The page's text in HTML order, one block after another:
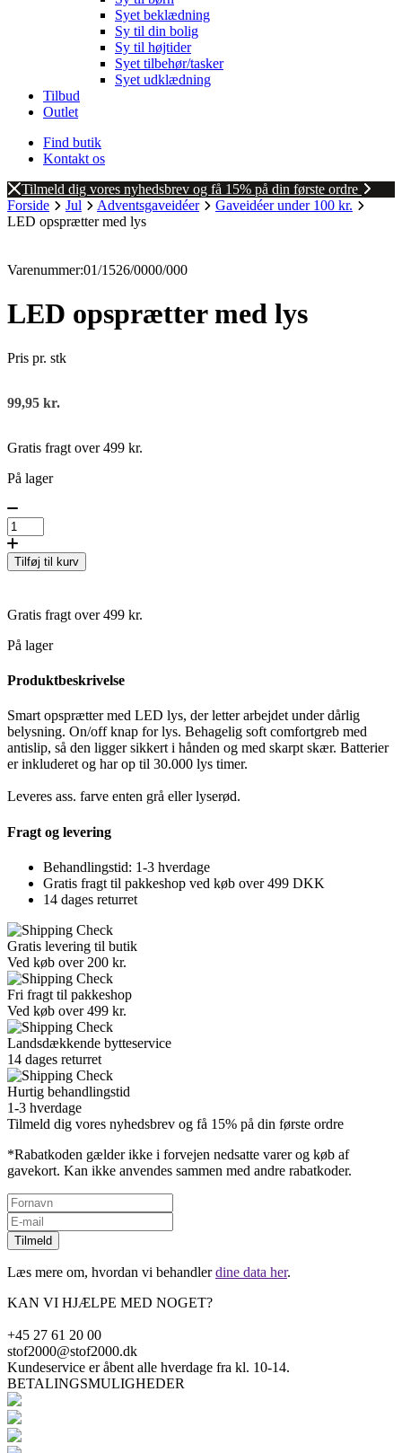
Syet beklædning
Sy til din bolig
Sy til højtider
Syet tilbehør/tasker
Syet udklædning
Tilbud
Outlet
Find butik
Kontakt os
Tilmeld dig vores nyhedsbrev og få 15% på din første ordre
Forside
Jul Adventsgaveidéer
Gaveidéer under 100 kr.
LED opsprætter med lys
Varenummer:01/1526/0000/000
LED opsprætter med lys
Pris pr. stk
99,95 kr.
Gratis fragt over 499 kr.
På lager
Tilføj til kurv
Gratis fragt over 499 kr.
På lager
Produktbeskrivelse
Smart opsprætter med LED lys, der letter arbejdet under dårlig
belysning. On/off knap for lys. Behagelig soft comfortgreb med
antislip, så den ligger sikkert i hånden og med skarpt skær. Batterier
er inkluderet og har op til 30.000 lys timer.
Leveres ass. farve enten grå eller lyserød.
Fragt og levering
Behandlingstid: 1-3 hverdage
Gratis fragt til pakkeshop ved køb over 499 DKK
14 dages returret
Gratis levering til butik
Ved køb over 200 kr.
Fri fragt til pakkeshop
Ved køb over 499 kr.
Landsdækkende bytteservice
14 dages returret
Hurtig behandlingstid
1-3 hverdage
Tilmeld dig vores nyhedsbrev og få 15% på din første ordre
*Rabatkoden gælder ikke i forvejen nedsatte varer og køb af
gavekort. Kan ikke anvendes sammen med andre rabatkoder.
Tilmeld
Læs mere om, hvordan vi behandlerdine data her.
KAN VI HJÆLPE MED NOGET?
+45 27 61 20 00
stof2000@stof2000.dk
Kundeservice er åbent alle hverdage fra kl. 10-14.
BETALINGSMULIGHEDER